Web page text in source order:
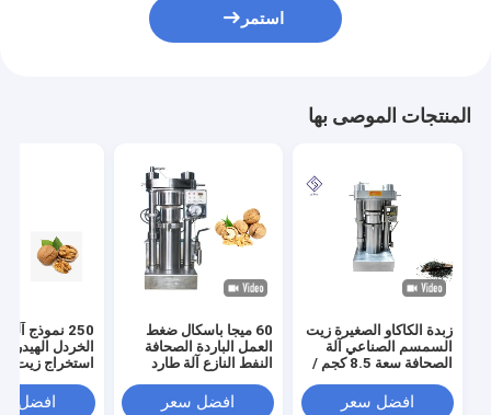
استمر
المنتجات الموصى بها
زبدة الكاكاو الصغيرة زيت
السمسم الصناعي آلة
الصحافة سعة 8.5 كجم /
افضل سعر
60 ميجا باسكال ضغط
العمل الباردة الصحافة
النفط النازع آلة طارد
افضل سعر
250 نموذج
الخردل
استخراج زيت
افضل